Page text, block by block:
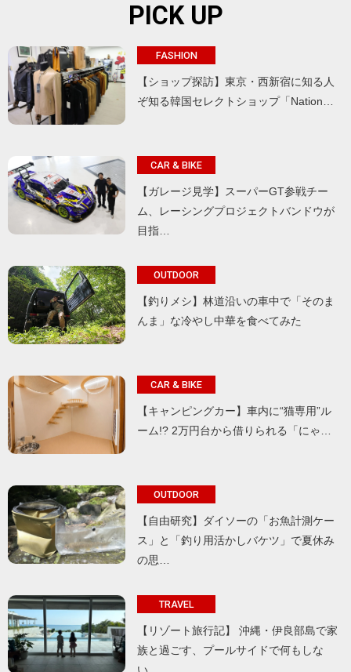
PICK UP
FASHION
【ショップ探訪】東京・西新宿に知る人
ぞ知る韓国セレクトショップ「Nation…
CAR & BIKE
【ガレージ見学】スーパーGT参戦チー
ム、レーシングプロジェクトバンドウが
目指…
OUTDOOR
【釣りメシ】林道沿いの車中で「そのま
んま」な冷やし中華を食べてみた
CAR & BIKE
【キャンピングカー】車内に“猫専用”ル
ーム!? 2万円台から借りられる「にゃ…
OUTDOOR
【自由研究】ダイソーの「お魚計測ケー
ス」と「釣り用活かしバケツ」で夏休み
の思…
TRAVEL
【リゾート旅行記】 沖縄・伊良部島で家
族と過ごす、プールサイドで何もしな